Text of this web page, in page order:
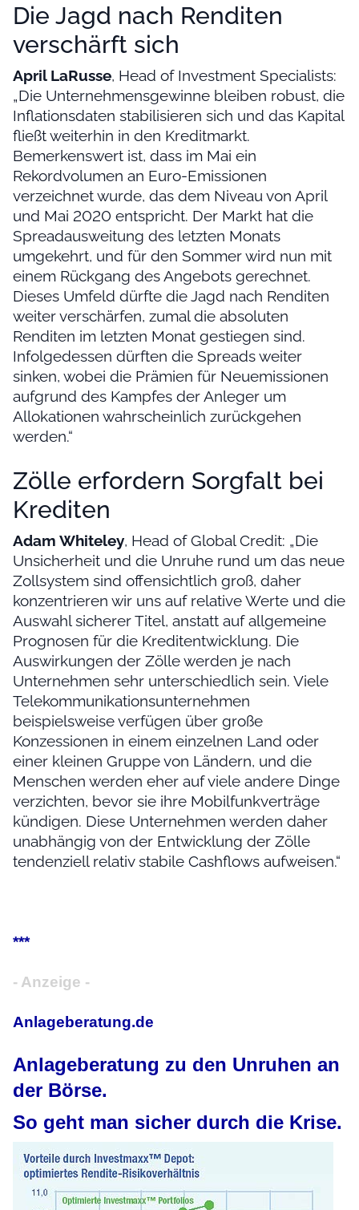
Die Jagd nach Renditen
verschärft sich
April LaRusse, Head of Investment Specialists:
„Die Unternehmensgewinne bleiben robust, die
Inflationsdaten stabilisieren sich und das Kapital
fließt weiterhin in den Kreditmarkt.
Bemerkenswert ist, dass im Mai ein
Rekordvolumen an Euro-Emissionen
verzeichnet wurde, das dem Niveau von April
und Mai 2020 entspricht. Der Markt hat die
Spreadausweitung des letzten Monats
umgekehrt, und für den Sommer wird nun mit
einem Rückgang des Angebots gerechnet.
Dieses Umfeld dürfte die Jagd nach Renditen
weiter verschärfen, zumal die absoluten
Renditen im letzten Monat gestiegen sind.
Infolgedessen dürften die Spreads weiter
sinken, wobei die Prämien für Neuemissionen
aufgrund des Kampfes der Anleger um
Allokationen wahrscheinlich zurückgehen
werden.“
Zölle erfordern Sorgfalt bei
Krediten
Adam Whiteley, Head of Global Credit: „Die
Unsicherheit und die Unruhe rund um das neue
Zollsystem sind offensichtlich groß, daher
konzentrieren wir uns auf relative Werte und die
Auswahl sicherer Titel, anstatt auf allgemeine
Prognosen für die Kreditentwicklung. Die
Auswirkungen der Zölle werden je nach
Unternehmen sehr unterschiedlich sein. Viele
Telekommunikationsunternehmen
beispielsweise verfügen über große
Konzessionen in einem einzelnen Land oder
einer kleinen Gruppe von Ländern, und die
Menschen werden eher auf viele andere Dinge
verzichten, bevor sie ihre Mobilfunkverträge
kündigen. Diese Unternehmen werden daher
unabhängig von der Entwicklung der Zölle
tendenziell relativ stabile Cashflows aufweisen.“
***
- Anzeige -
Anlageberatung.de
Anlageberatung zu den Unruhen an
der Börse.
So geht man sicher durch die Krise.